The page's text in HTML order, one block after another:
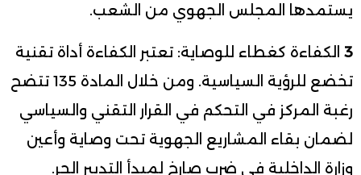
يستمدها المجلس الجهوي من الشعب.
3 الكفاءة كغطاء للوصاية: تعتبر الكفاءة أداة تقنية
تخضع للرؤية السياسية. ومن خلال المادة 135 تتضح
رغبة المركز في التحكم في القرار التقني والسياسي
لضمان بقاء المشاريع الجهوية تحت وصاية وأعين
وزارة الداخلية في ضرب صارخ لمبدأ التدبير الحر.